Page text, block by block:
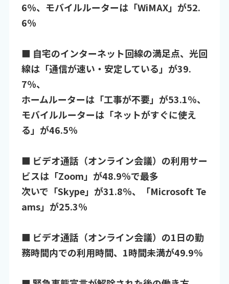
6％、モバイルルーターは「WiMAX」が52.
6％
■ 自宅のインターネット回線の満足点、光回
線は「通信が速い・安定している」が39.
7％、
ホームルーターは「工事が不要」が53.1％、
モバイルルーターは「ネットがすぐに使え
る」が46.5％
■ ビデオ通話（オンライン会議）の利用サー
ビスは「Zoom」が48.9％で最多
次いで「Skype」が31.8％、「Microsoft Te
ams」が25.3％
■ ビデオ通話（オンライン会議）の1日の勤
務時間内での利用時間、1時間未満が49.9％